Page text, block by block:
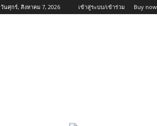
วันศุกร์, สิงหาคม 7, 2026 เข้าสู่ระบบ/เข้าร่วม Buy